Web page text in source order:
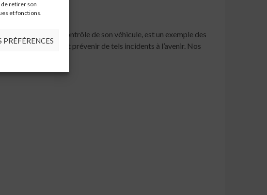
de retirer son
et fonctions.
PRÉFÉRENCES
qui a perdu le contrôle de son véhicule, est un exemple des
routière et prévenir de tels incidents à l’avenir. Nos